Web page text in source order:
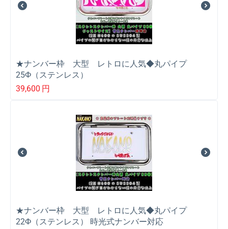
★ナンバー枠 大型 レトロに人気◆丸パイプ
25Ф（ステンレス）
39,600 円
★ナンバー枠 大型 レトロに人気◆丸パイプ
22Ф（ステンレス） 時光式ナンバー対応